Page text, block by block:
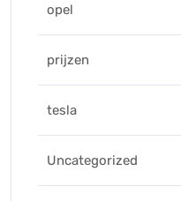
opel
prijzen
tesla
Uncategorized